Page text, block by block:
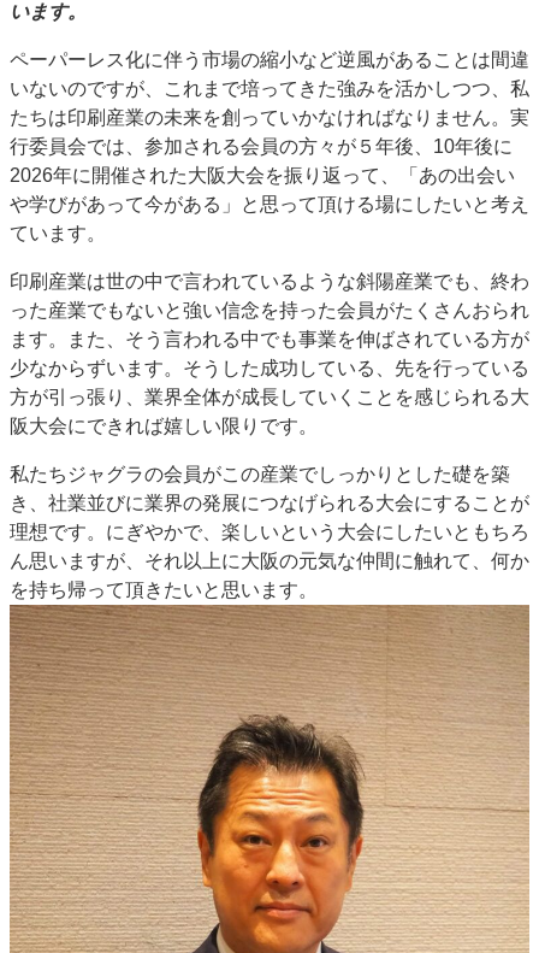
会社案内
お問い合わせ
います。
ペーパーレス化に伴う市場の縮小など逆風があることは間違
いないのですが、これまで培ってきた強みを活かしつつ、私
たちは印刷産業の未来を創っていかなければなりません。実
行委員会では、参加される会員の方々が５年後、10年後に
2026年に開催された大阪大会を振り返って、「あの出会い
や学びがあって今がある」と思って頂ける場にしたいと考え
ています。
印刷産業は世の中で言われているような斜陽産業でも、終わ
った産業でもないと強い信念を持った会員がたくさんおられ
ます。また、そう言われる中でも事業を伸ばされている方が
少なからずいます。そうした成功している、先を行っている
方が引っ張り、業界全体が成長していくことを感じられる大
阪大会にできれば嬉しい限りです。
私たちジャグラの会員がこの産業でしっかりとした礎を築
き、社業並びに業界の発展につなげられる大会にすることが
理想です。にぎやかで、楽しいという大会にしたいともちろ
ん思いますが、それ以上に大阪の元気な仲間に触れて、何か
を持ち帰って頂きたいと思います。